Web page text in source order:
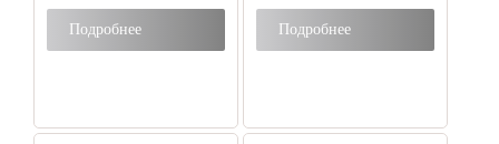
Подробнее Подробнее